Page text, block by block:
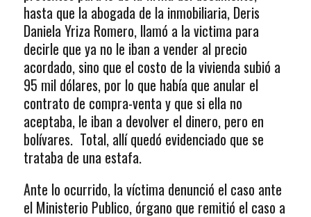
hasta que la abogada de la inmobiliaria, Deris
Daniela Yriza Romero, llamó a la victima para
decirle que ya no le iban a vender al precio
acordado, sino que el costo de la vivienda subió a
95 mil dólares, por lo que había que anular el
contrato de compra-venta y que si ella no
aceptaba, le iban a devolver el dinero, pero en
bolívares. Total, allí quedó evidenciado que se
trataba de una estafa.
Ante lo ocurrido, la víctima denunció el caso ante
el Ministerio Publico, órgano que remitió el caso a